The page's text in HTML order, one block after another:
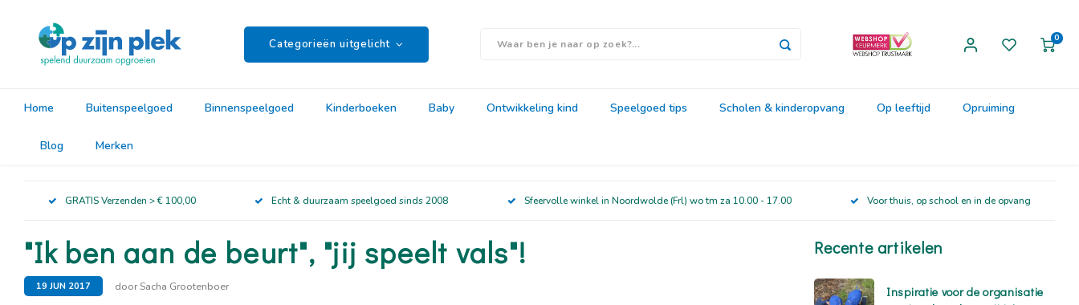
Categorieën uitgelicht 0
Home Buitenspeelgoed Binnenspeelgoed Kinderboeken Baby Ontwikkeling kind Speelgoed tips Scholen & kinderopvang Op leeftijd Opruiming
Blog Merken
GRATIS Verzenden > € 100,00 Echt & duurzaam speelgoed sinds 2008 Sfeervolle winkel in Noordwolde (Frl) wo tm za 10.00 - 17.00 Voor thuis, op school en in de opvang
"Ik ben aan de beurt", "jij speelt vals"!
19 JUN 2017 door Sacha Grootenboer
Recente artikelen
Inspiratie voor de organisatie